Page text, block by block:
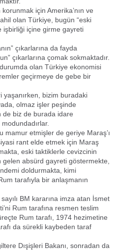
için Amerika’nın ve
olan Türkiye, bugün “eski
işbirliği içine girme gayreti
çıkarlarına da fayda
çıkarlarına çomak sokmaktadır.
olan Türkiye ekonomisi
geçirmeye de gebe bir
bizim buradaki
olmaz işler peşinde
de biz de burada idare
etmişler de geriye Maraş’ı
rant elde etmek için Maraş
eski taktiklerle cevizcinin
absürd gayreti göstermekte,
doldurmakta, kimi
tarafıyla bir anlaşmanın
BM kararına imza atan İsmet
Rum tarafına resmen teslim
Rum tarafı, 1974 hezimetine
da sürekli kaybeden taraf
Dışişleri Bakanı, sonradan da